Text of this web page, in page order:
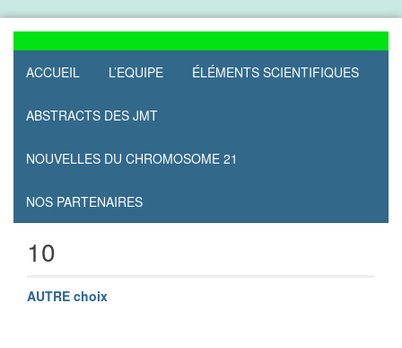
contentACCUEIL L’EQUIPE ÉLÉMENTS SCIENTIFIQUES
ABSTRACTS DES JMT
NOUVELLES DU CHROMOSOME 21
NOS PARTENAIRES
10
AUTRE choix